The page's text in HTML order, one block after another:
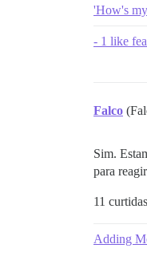
'How's
- 1 like
Falco
Sim.
para
11 curtidas
Adding